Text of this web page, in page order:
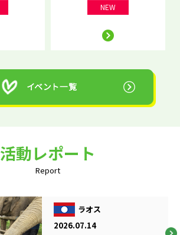
NEW
活動レポート
Report
ラオス
2026.07.14